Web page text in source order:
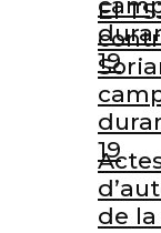
19
de
El
19